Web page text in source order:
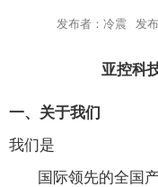
发布者：冷震 发
亚控科
一、关于我们
我们是
国际领先的全国